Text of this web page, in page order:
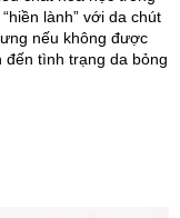
lành” với da chút
nếu không được
đến tình trạng da bỏng